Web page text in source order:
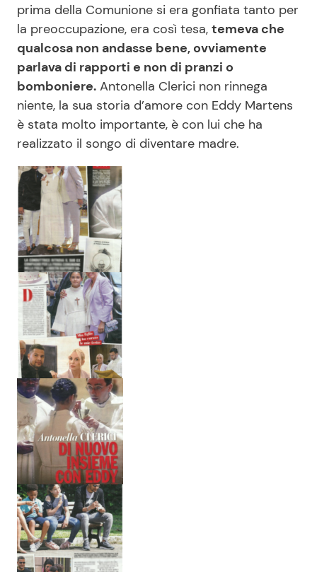
prima della Comunione si era gonfiata tanto per
la preoccupazione, era così tesa, temeva che
qualcosa non andasse bene, ovviamente
parlava di rapporti e non di pranzi o
bomboniere. Antonella Clerici non rinnega
niente, la sua storia d’amore con Eddy Martens
è stata molto importante, è con lui che ha
realizzato il songo di diventare madre.